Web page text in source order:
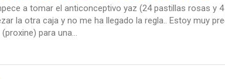
a tomar el anticonceptivo yaz (24 pastillas rosas y
la otra caja y no me ha llegado la regla.. Estoy muy
para una...